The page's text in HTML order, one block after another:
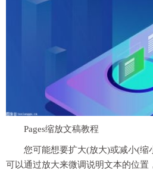
Pages缩放文稿教程
您可能想要扩大(放大)或减小(缩
可以通过放大来微调说明文本的位置